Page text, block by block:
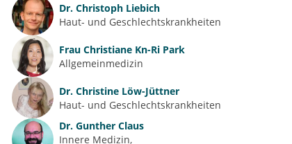
Dr. Christoph Liebich
Haut- und Geschlechtskrankheiten
Frau Christiane Kn-Ri Park
Allgemeinmedizin
Dr. Christine Löw-Jüttner
Haut- und Geschlechtskrankheiten
Dr. Gunther Claus
Innere Medizin